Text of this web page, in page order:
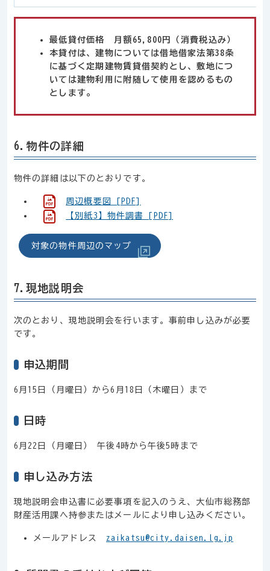
最低貸付価格 月額65,800円（消費税込み）
本貸付は、建物については借地借家法第38条
に基づく定期建物賃貸借契約とし、敷地につ
いては建物利用に附随して使用を認めるもの
とします。
6.物件の詳細
物件の詳細は以下のとおりです。
周辺概要図 [PDF]
【別紙3】物件調書 [PDF]
対象の物件周辺のマップ
7.現地説明会
次のとおり、現地説明会を行います。事前申し込みが必要
です。
申込期間
6月15日（月曜日）から6月18日（木曜日）まで
日時
6月22日（月曜日） 午後4時から午後5時まで
申し込み方法
現地説明会申込書に必要事項を記入のうえ、大仙市総務部
財産活用課へ持参またはメールにより申し込みください。
メールアドレス zaikatsu@city.daisen.lg.jp